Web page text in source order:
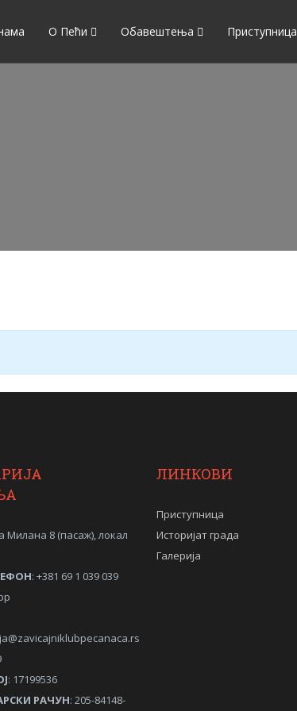
О Пећи Обавештења Приступница
Милана 8 (пасаж), локал
: +381 69 1 039 039
: 17199536
РАЧУН: 205-84148-
ЛИНКОВИ
Приступница
Историјат града
Галерија